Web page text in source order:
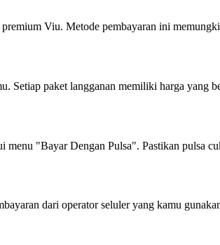
Viu. Metode pembayaran ini
Setiap paket langganan memiliki harga yang
"Bayar Dengan Pulsa". Pastikan pulsa
dari operator seluler yang kamu